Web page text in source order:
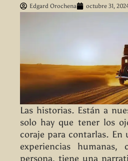
Edgard Orochena octubre 31,
Las historias. Están a
solo hay que tener los
coraje para contarlas. En
experiencias humanas,
persona, tiene una